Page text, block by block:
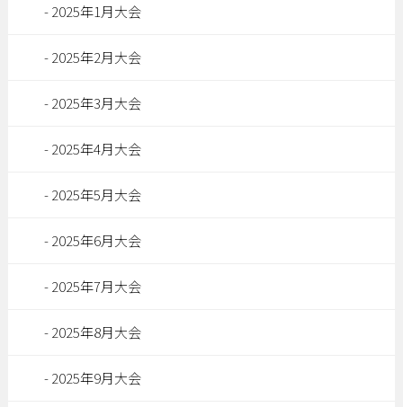
2025年1月大会
2025年2月大会
2025年3月大会
2025年4月大会
2025年5月大会
2025年6月大会
2025年7月大会
2025年8月大会
2025年9月大会